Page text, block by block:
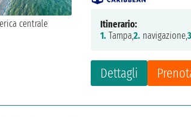
Dettagli
Itinerario:
1. Tampa,2. navigazione,